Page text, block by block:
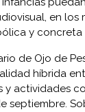
en los
y concreta
de Ojo de
híbrida
y actividades
septiembre.